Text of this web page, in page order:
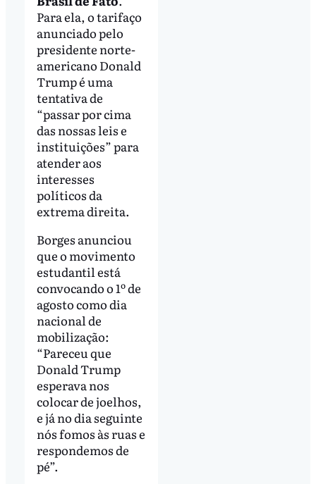
Para ela, o tarifaço
anunciado pelo
presidente norte-
americano Donald
Trump é uma
tentativa de
“passar por cima
das nossas leis e
instituições” para
atender aos
interesses
políticos da
extrema direita.
Borges anunciou
que o movimento
estudantil está
convocando o 1º de
agosto como dia
nacional de
mobilização:
“Pareceu que
Donald Trump
esperava nos
colocar de joelhos,
e já no dia seguinte
nós fomos às ruas e
respondemos de
pé”.